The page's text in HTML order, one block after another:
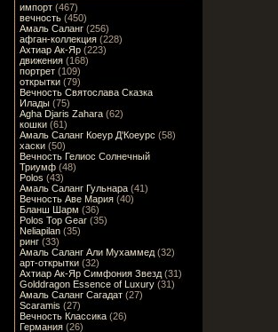
импорт (467)
вечность (450)
Амаль Саланг (256)
афган-коллекция (228)
Ахтиар Ак-Яр (223)
движения (168)
портрет (109)
открытки (79)
Вечность Святослава Сказка
Илады (75)
Agha Djaris Zahara (62)
кошки (61)
Амаль Саланг Коеур Д'Коеурс (58)
хаски (50)
Вечность Гелиос Солнечный
Триумф (48)
Polos (43)
Амаль Саланг Гульнара (41)
Вечность Аве Мария (40)
Бланш Шарм (36)
Polos Top Gear (35)
Neliapilan (35)
ринг (33)
Амаль Саланг Али Мухаммед (32)
арт-открытки (32)
Ахтиар Ак-Яр Симфония Звезд (31)
Golddragon Essence of Luxury (31)
Амаль Саланг Сагадат (27)
Scaramis (27)
Вечность Классика (26)
Германия (26)